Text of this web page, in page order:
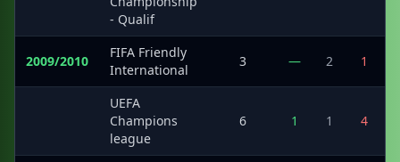
- Qualif
2009/2010
FIFA Friendly
International
3 — 2 1
UEFA
Champions
league
6 1 1 4